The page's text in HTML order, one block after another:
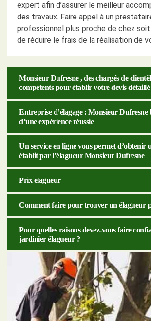
expert afin d’assurer le meilleur
des travaux. Faire appel à un
professionnel plus proche de chez
de réduire le frais de la réalisation de
Monsieur Dufresne , des chargés de
compétents pour établir votre devis détaillé
Entreprise d’élagage : Monsieur Dufresne
d’une expérience réussie
Un service en ligne vous permet d’obtenir
établit par l’élagueur Monsieur Dufresne
Prix élagueur
Comment faire pour trouver un élagueur
Pour quelles raisons devez-vous faire
jardinier élagueur ?